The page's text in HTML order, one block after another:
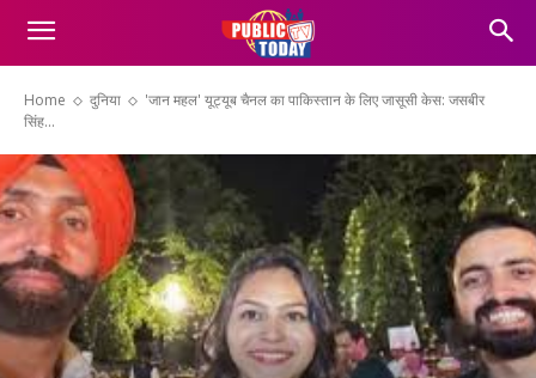
Home दुनिया
'जान महल' यूट्यूब चैनल का पाकिस्तान के लिए जासूसी केस: जसबीर
सिंह...